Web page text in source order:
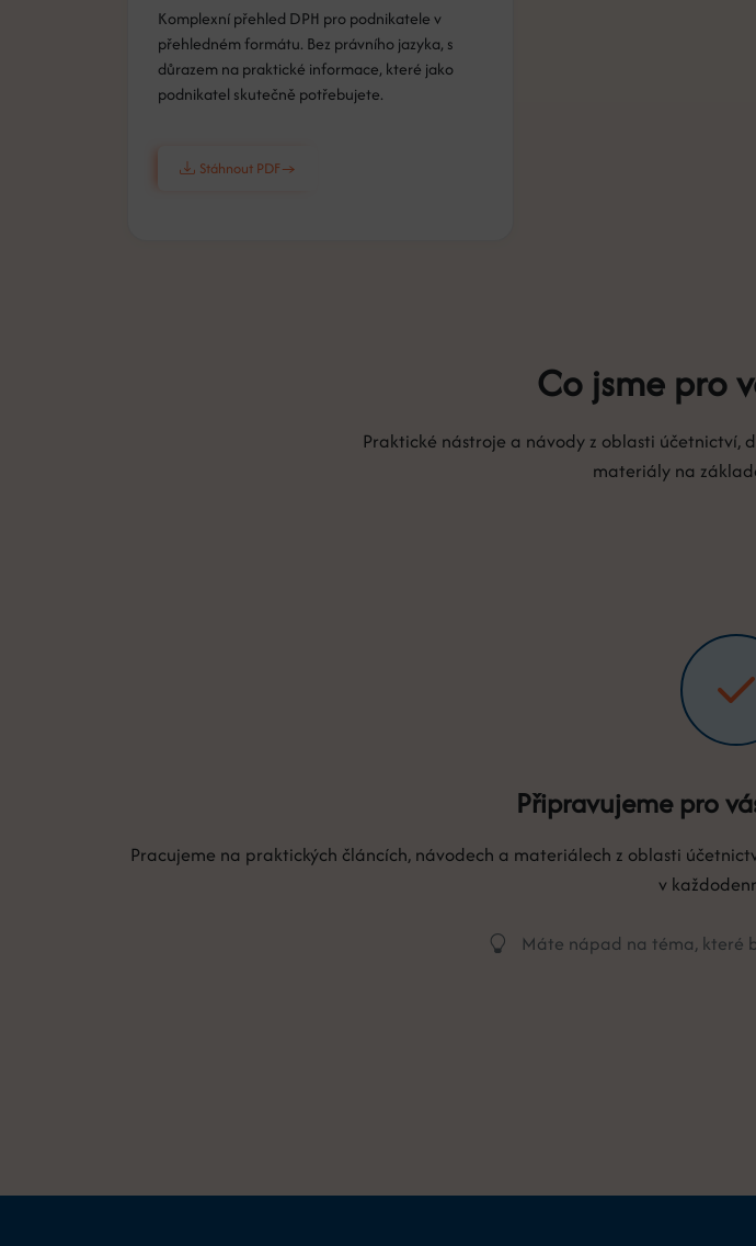
Komplexní přehled DPH pro podnikatele v
přehledném formátu. Bez právního jazyka, s
důrazem na praktické informace, které jako
podnikatel skutečně potřebujete.
Stáhnout PDF
Co jsme pro
Praktické nástroje a návody z oblasti
materiály na
Připravujeme pro
Pracujeme na praktických článcích, návodech a materiálech z oblasti
v
Máte nápad na téma, které